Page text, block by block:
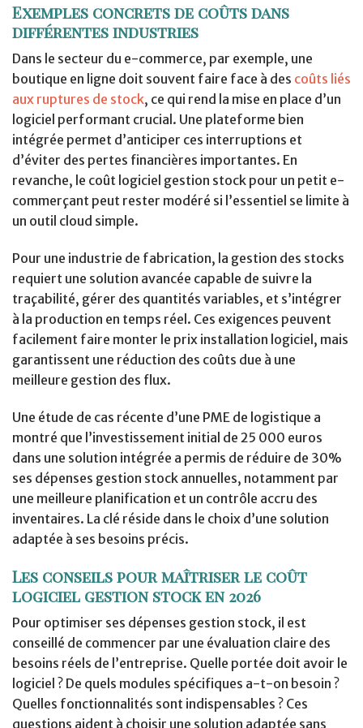
Exemples concrets de coûts dans
différentes industries
Dans le secteur du e-commerce, par exemple, une
boutique en ligne doit souvent faire face à des coûts liés
aux ruptures de stock, ce qui rend la mise en place d’un
logiciel performant crucial. Une plateforme bien
intégrée permet d’anticiper ces interruptions et
d’éviter des pertes financières importantes. En
revanche, le coût logiciel gestion stock pour un petit e-
commerçant peut rester modéré si l’essentiel se limite à
un outil cloud simple.
Pour une industrie de fabrication, la gestion des stocks
requiert une solution avancée capable de suivre la
traçabilité, gérer des quantités variables, et s’intégrer
à la production en temps réel. Ces exigences peuvent
facilement faire monter le prix installation logiciel, mais
garantissent une réduction des coûts due à une
meilleure gestion des flux.
Une étude de cas récente d’une PME de logistique a
montré que l’investissement initial de 25 000 euros
dans une solution intégrée a permis de réduire de 30%
ses dépenses gestion stock annuelles, notamment par
une meilleure planification et un contrôle accru des
inventaires. La clé réside dans le choix d’une solution
adaptée à ses besoins précis.
Les conseils pour maîtriser le coût
logiciel gestion stock en 2026
Pour optimiser ses dépenses gestion stock, il est
conseillé de commencer par une évaluation claire des
besoins réels de l’entreprise. Quelle portée doit avoir le
logiciel ? De quels modules spécifiques a-t-on besoin ?
Quelles fonctionnalités sont indispensables ? Ces
questions aident à choisir une solution adaptée sans